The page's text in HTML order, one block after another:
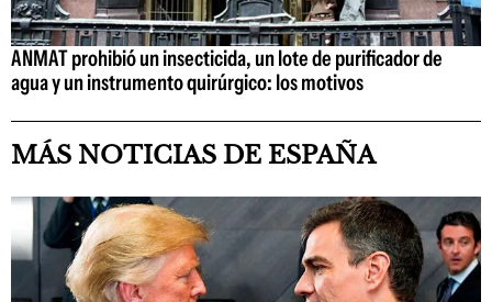
ANMAT prohibió un insecticida, un lote de purificador de
agua y un instrumento quirúrgico: los motivos
MÁS NOTICIAS DE ESPAÑA